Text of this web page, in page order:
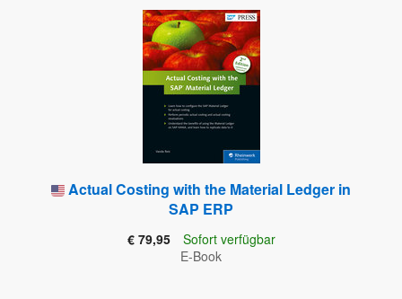
Actual Costing with the Material Ledger in
SAP ERP
€ 79,95
Sofort verfügbar
E-Book